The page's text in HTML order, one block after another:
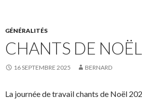
GÉNÉRALITÉS
CHANTS DE
16 SEPTEMBRE 2025 BERNARD
La journée de travail chants de Noël